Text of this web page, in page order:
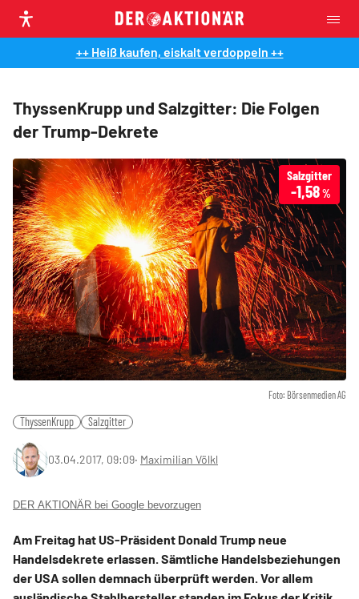
++ Heiß kaufen, eiskalt verdoppeln ++
ThyssenKrupp und Salzgitter: Die Folgen
der Trump-Dekrete
Foto: Börsenmedien AG
Salzgitter
-1,58%
ThyssenKrupp Salzgitter
03.04.2017, 09:09‧ Maximilian Völkl
DER AKTIONÄR bei Google bevorzugen
Am Freitag hat US-Präsident Donald Trump neue
Handelsdekrete erlassen. Sämtliche Handelsbeziehungen
der USA sollen demnach überprüft werden. Vor allem